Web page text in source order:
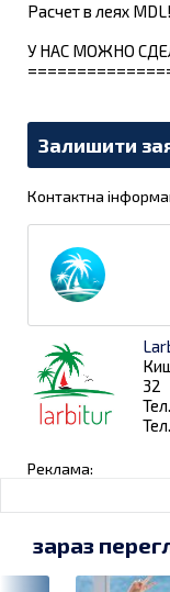
Расчет в леях MDL!
У НАС МОЖНО
Залишити
Контактна
32
Реклама:
зараз